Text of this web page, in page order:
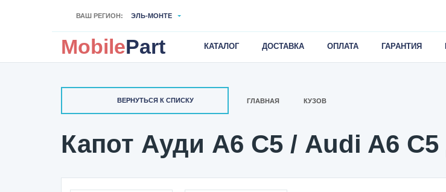
ВАШ РЕГИОН: ЭЛЬ-МОНТЕ
MobilePart КАТАЛОГ ДОСТАВКА ОПЛАТА ГАРАНТИЯ
ВЕРНУТЬСЯ К СПИСКУ ГЛАВНАЯ КУЗОВ
Капот Ауди А6 С5 / Audi A6